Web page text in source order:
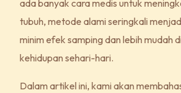
ada banyak cara medis untuk
tubuh, metode alami seringkali
minim efek samping dan lebih mudah
kehidupan sehari-hari.
Dalam artikel ini, kami akan